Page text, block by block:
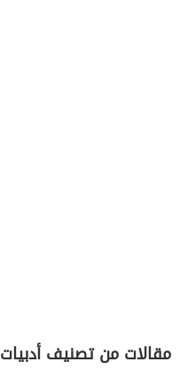
مقالات من تصنيف أدبيات